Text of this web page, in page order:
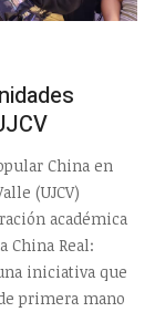
China en
(UJCV)
académica
China Real:
iniciativa que
primera mano